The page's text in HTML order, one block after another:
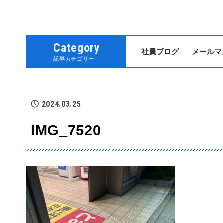
Category
記事カテゴリー
社員ブログ メール
2024.03.25
IMG_7520